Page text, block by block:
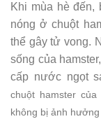
Khi mùa hè đến,
nóng ở chuột
thể gây tử vong.
sống của
cấp nước ngọt
chuột hamster
không bị ảnh